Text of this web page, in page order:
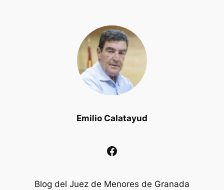
Emilio Calatayud
Facebook
Blog del Juez de Menores de Granada